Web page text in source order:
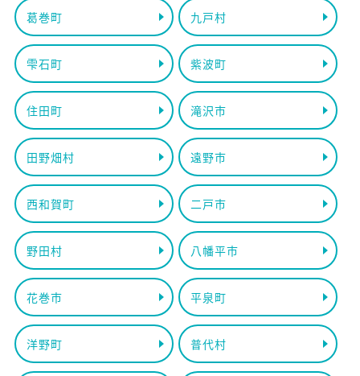
葛巻町 九戸村
雫石町 紫波町
住田町 滝沢市
田野畑村 遠野市
西和賀町 二戸市
野田村 八幡平市
花巻市 平泉町
洋野町 普代村